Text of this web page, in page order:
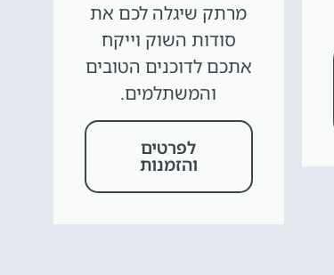
מרתק שיגלה לכם את
סודות השוק וייקח
אתכם לדוכנים הטובים
והמשתלמים.
לפרטים
והזמנות